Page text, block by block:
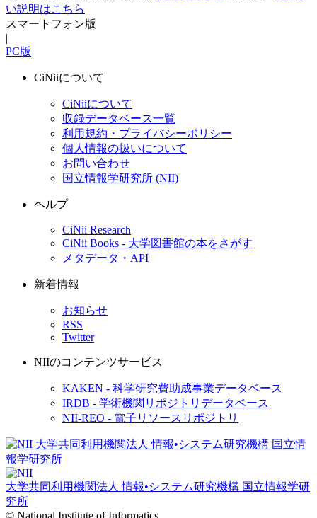
い説明はこちら
スマートフォン版
|
PC版
CiNiiについて
CiNiiについて
収録データベース一覧
利用規約・プライバシーポリシー
個人情報の扱いについて
お問い合わせ
国立情報学研究所 (NII)
ヘルプ
CiNii Research
CiNii Books - 大学図書館の本をさがす
メタデータ・API
新着情報
お知らせ
RSS
Twitter
NIIのコンテンツサービス
KAKEN - 科学研究費助成事業データベース
IRDB - 学術機関リポジトリデータベース
NII-REO - 電子リソースリポジトリ
大学共同利用機関法人 情報•システム研究機構 国立情報学研
究所